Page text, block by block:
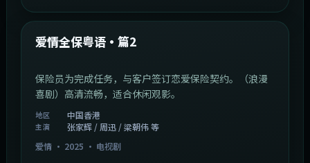
最新
爱情全保粤语·篇2
保险员为完成任务，与客户签订恋爱保险契约。（浪漫
喜剧）高清流畅，适合休闲观影。
地区 中国香港
主演
张家辉 / 周迅 / 梁朝伟 等
爱情· 2025 · 电视剧